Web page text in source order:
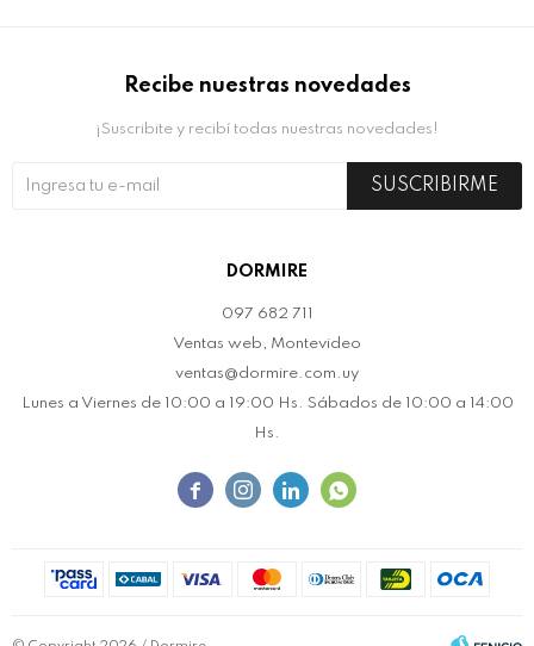
DORMIRE
097 682 711
Ventas web, Montevideo
ventas@dormire.com.uy
Lunes a Viernes de 10:00 a 19:00 Hs. Sábados de 10:00 a 14:00
Hs.
   
Recibe nuestras novedades
¡Suscribite y recibí todas nuestras novedades!
SUSCRIBIRME